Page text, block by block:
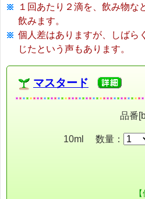
１回あたり２滴を、飲み物な
飲みます。
個人差はありますが、しばら
じたという声もあります。
マスタード
品番
10ml 数量：